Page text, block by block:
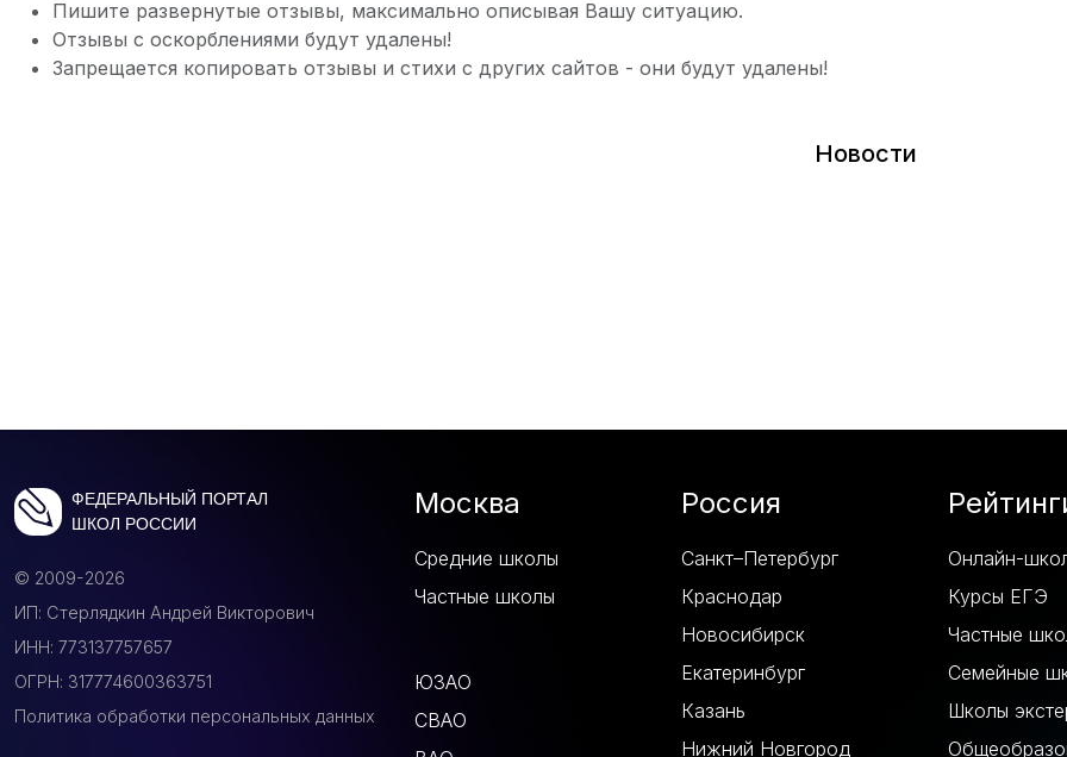
Пишите развернутые отзывы, максимально описывая Вашу ситуацию.
Отзывы с оскорблениями будут удалены!
Запрещается копировать отзывы и стихи с других сайтов - они будут удалены!
Новости
ФЕДЕРАЛЬНЫЙ ПОРТАЛ
ШКОЛ РОССИИ
© 2009-2026
ИП: Стерлядкин Андрей Викторович
ИНН: 773137757657
ОГРН: 317774600363751
Политика обработки персональных данных
Москва
Средние школы
Частные школы
ЮЗАО
СВАО
Россия
Санкт–Петербург
Краснодар
Новосибирск
Екатеринбург
Казань
Нижний Новгород
Онлайн-
Курсы ЕГЭ
Частные
Семейные
Школы